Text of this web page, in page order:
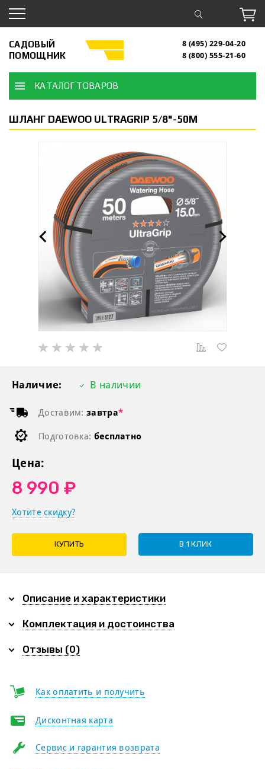
САДОВЫЙ
ПОМОЩНИК
8 (495) 229-04-20
8 (800) 555-21-60
КАТАЛОГ ТОВАРОВ
ШЛАНГ DAEWOO ULTRAGRIP 5/8"-50М
Наличие: В наличии
Доставим: завтра*
Подготовка: бесплатно
Цена:
8 990 ₽
Хотите скидку?
КУПИТЬ В 1 КЛИК
Описание и характеристики
Комплектация и достоинства
Отзывы (0)
Как оплатить и получить
Дисконтная карта
Сервис и гарантия возврата